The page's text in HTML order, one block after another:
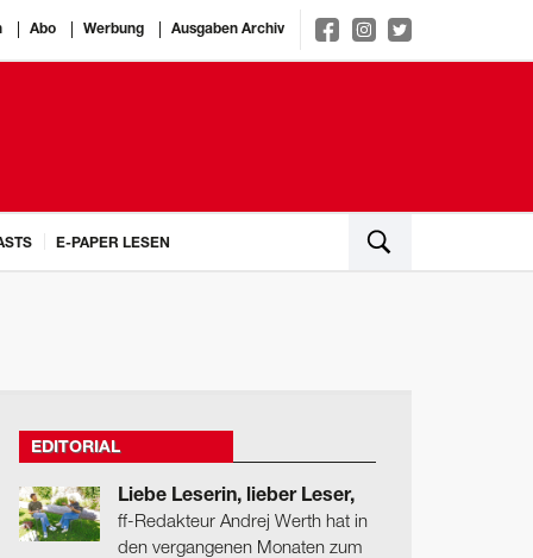
Abo Werbung Ausgaben Archiv
E-PAPER LESEN
EDITORIAL
Liebe Leserin, lieber Leser,
ff-Redakteur Andrej Werth hat in
den vergangenen Monaten zum